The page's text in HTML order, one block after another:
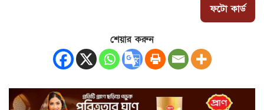
ফটো কার্ড
শেয়ার করুন